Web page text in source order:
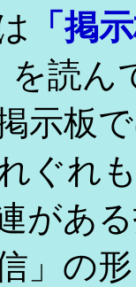
「掲
を読ん
示板で
ぐれ
があ
」の